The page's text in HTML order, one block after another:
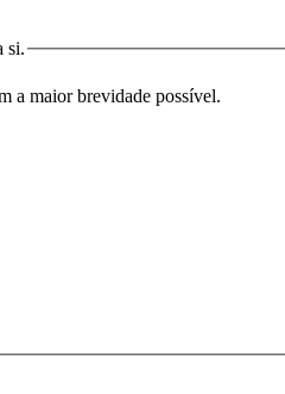
si.
a maior brevidade possível.